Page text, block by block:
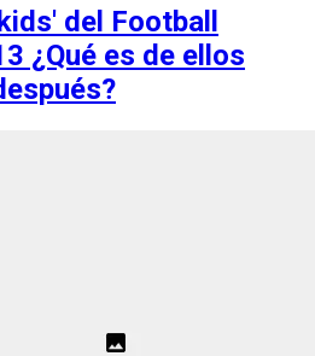
del Football
¿Qué es de ellos